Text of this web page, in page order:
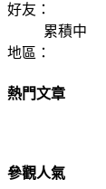
好友：
累積中
地區：
熱門文章
參觀人氣